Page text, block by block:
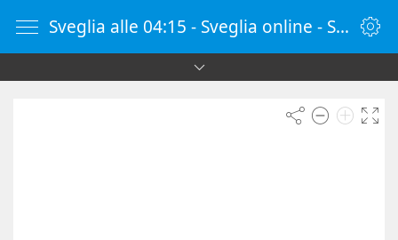
Sveglia alle 04:15 - Sveglia online - SvegliaOnline.it